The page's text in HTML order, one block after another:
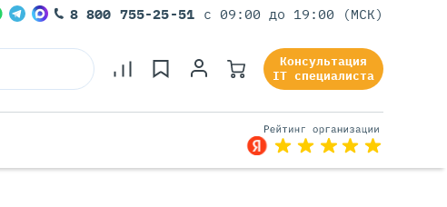
8 800 755-25-51 с 09:00 до 19:00 (МСК)
Консультация
IT специалиста